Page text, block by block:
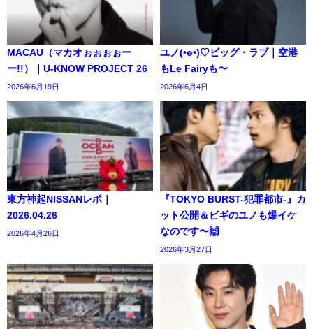
MACAU（マカオぉぉぉぉー
ー!!）｜U-KNOW PROJECT 26
2026年6月19日
ユノ(•ө•)♡ビッグ・ラブ｜空港
もLe Fairyも〜
2026年6月4日
東方神起NISSANレポ｜
2026.04.26
2026年4月26日
『TOKYO BURST-犯罪都市-』カ
ット公開＆ビギのユノも爆イケ
なのです〜🙌
2026年3月27日